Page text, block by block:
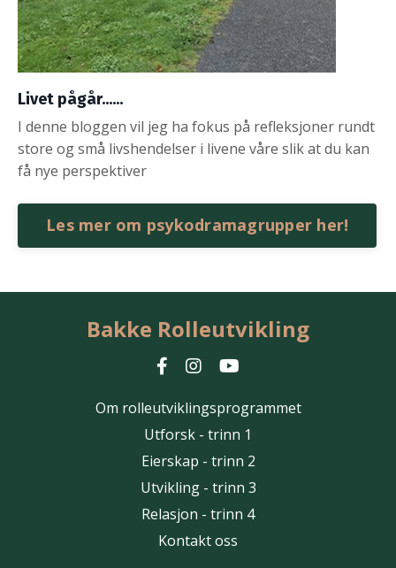
Livet pågår......
I denne bloggen vil jeg ha fokus på refleksjoner rundt
store og små livshendelser i livene våre slik at du kan
få nye perspektiver
Les mer om psykodramagrupper her!
Bakke Rolleutvikling
Om rolleutviklingsprogrammet
Utforsk - trinn 1
Eierskap - trinn 2
Utvikling - trinn 3
Relasjon - trinn 4
Kontakt oss